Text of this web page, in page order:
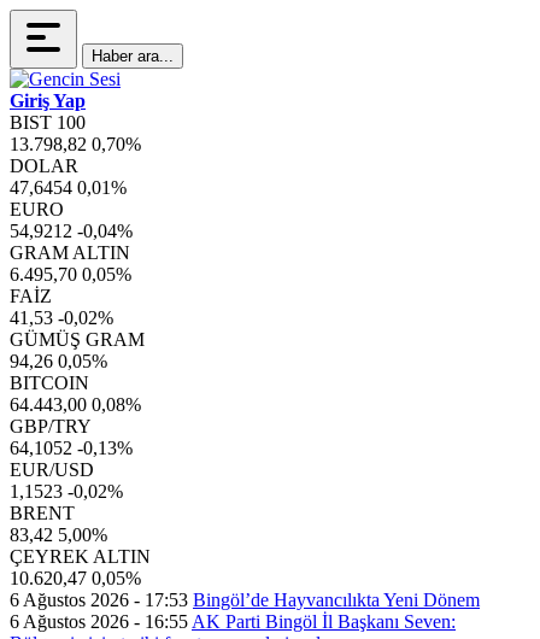
Haber ara...
Giriş Yap
BIST 100
13.798,82 0,70%
DOLAR
47,6454 0,01%
EURO
54,9212 -0,04%
GRAM ALTIN
6.495,70 0,05%
FAİZ
41,53 -0,02%
GÜMÜŞ GRAM
94,26 0,05%
BITCOIN
64.443,00 0,08%
GBP/TRY
64,1052 -0,13%
EUR/USD
1,1523 -0,02%
BRENT
83,42 5,00%
ÇEYREK ALTIN
10.620,47 0,05%
6 Ağustos 2026 - 17:53 Bingöl’de Hayvancılıkta Yeni Dönem
6 Ağustos 2026 - 16:55 AK Parti Bingöl İl Başkanı Seven: